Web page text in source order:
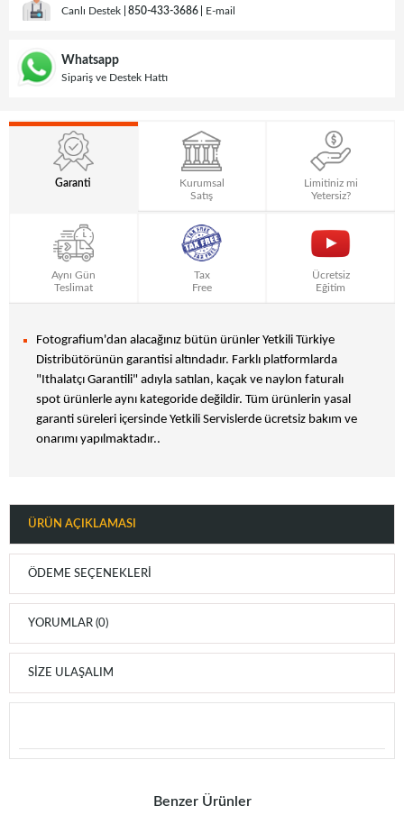
Canlı Destek 850-433-3686 E-mail
Whatsapp
Sipariş ve Destek Hattı
Garanti
Kurumsal
Satış
Limitiniz mi
Yetersiz?
Aynı Gün
Teslimat
Tax
Free
Ücretsiz
Eğitim
Fotografium'dan alacağınız bütün ürünler Yetkili Türkiye
Distribütörünün garantisi altındadır. Farklı platformlarda
"Ithalatçı Garantili" adıyla satılan, kaçak ve naylon faturalı
spot ürünlerle aynı kategoride değildir. Tüm ürünlerin yasal
garanti süreleri içersinde Yetkili Servislerde ücretsiz bakım ve
onarımı yapılmaktadır..
ÜRÜN AÇIKLAMASI
ÖDEME SEÇENEKLERI
YORUMLAR (0)
SIZE ULAŞALIM
Benzer Ürünler